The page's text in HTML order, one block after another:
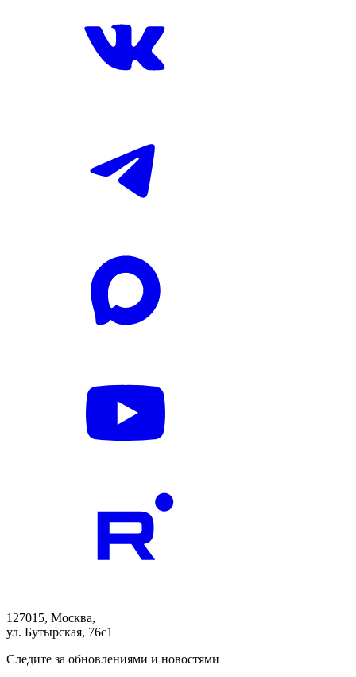
127015, Москва,
ул. Бутырская, 76с1
Следите за обновлениями и новостями